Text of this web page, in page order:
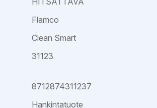
Flamco
Clean Smart
31123
8712874311237
Hankintatuote